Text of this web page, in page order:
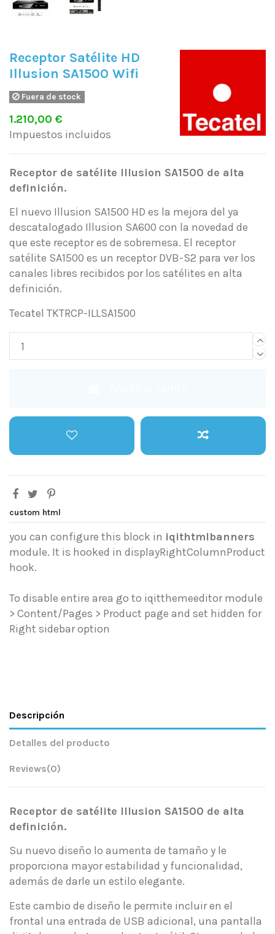
Receptor Satélite HD
Illusion SA1500 Wifi
Fuera de stock
1.210,00 €
Impuestos incluidos
Receptor de satélite Illusion SA1500 de alta
definición.
El nuevo Illusion SA1500 HD es la mejora del ya
descatalogado Illusion SA600 con la novedad de
que este receptor es de sobremesa. El receptor
satélite SA1500 es un receptorDVB-S2 para ver los
canales libres recibidos por los satélites en alta
definición.
Tecatel TKTRCP-ILLSA1500
custom html
you can configure this block in iqithtmlbanners
module. It is hooked in displayRightColumnProduct
hook.
To disable entire area go to iqitthemeeditor module
> Content/Pages > Product page and set hidden for
Right sidebar option
Descripción
Detalles del producto
Reviews(0)
Receptor de satélite Illusion SA1500 de alta
definición.
Su nuevo diseño lo aumenta de tamaño y le
proporciona mayor estabilidad y funcionalidad,
además de darle un estilo elegante.
Este cambio de diseño le permite incluir en el
frontal una entrada de USB adicional, una pantalla